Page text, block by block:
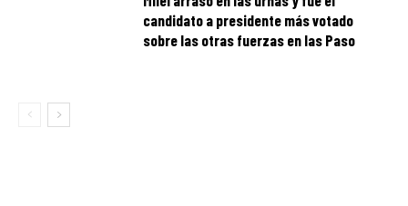
candidato a presidente más votado
sobre las otras fuerzas en las Paso